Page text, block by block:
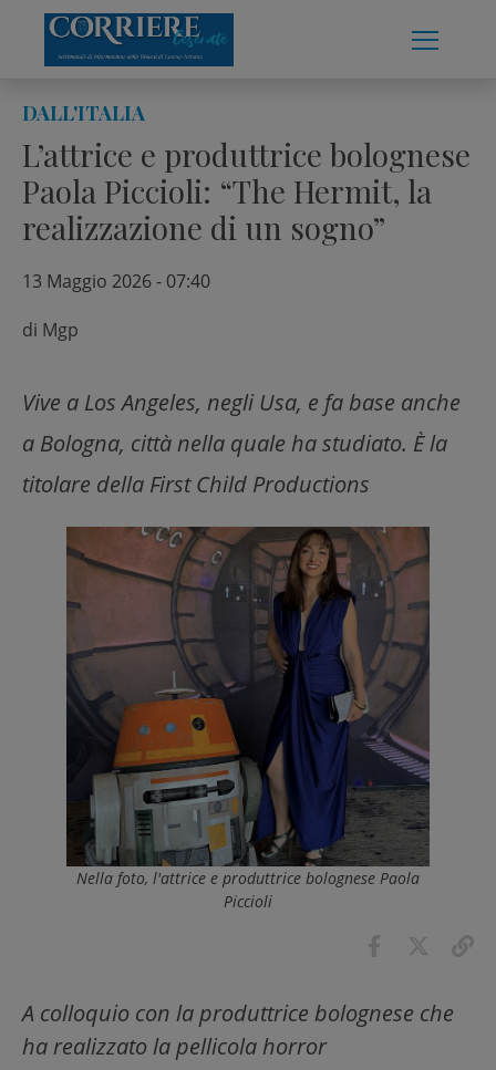
content
DALL'ITALIA
L’attrice e produttrice bolognese
Paola Piccioli: “The Hermit, la
realizzazione di un sogno”
13 Maggio 2026 - 07:40
di Mgp
Vive a Los Angeles, negli Usa, e fa base anche
a Bologna, città nella quale ha studiato. È la
titolare della First Child Productions
Nella foto, l'attrice e produttrice bolognese Paola
Piccioli
A colloquio con la produttrice bolognese che
ha realizzato la pellicola horror